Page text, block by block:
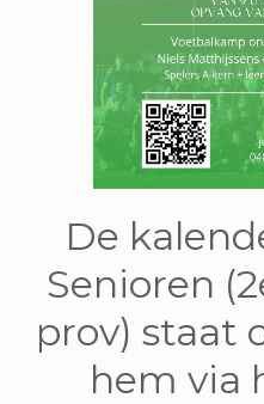
De
Senioren
prov) staat
hem via